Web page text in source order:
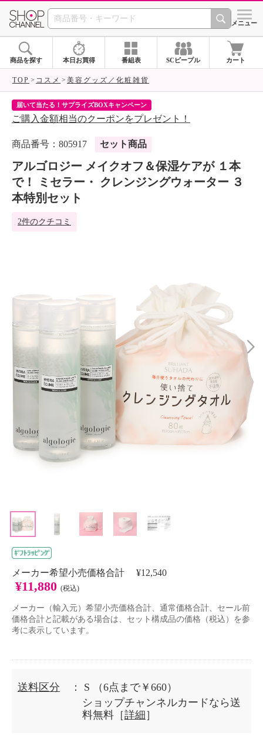
SHOP CHANNEL シメニュー
商品を探す 本日お買得 番組表 SCピープル カート
TOP コスメ 美容グッズ／化粧雑貨
届いて当たる！サプライズBOXキャンペーン
ご購入金額相当のクーポンをプレゼント！
商品番号：805917 セット商品
アルゴロジー メイクオフ＆保湿ケアが １本
で！ ミセラー・ クレンジングウォーター ３
本特別セット
2件のクチコミ
メーカー希望小売価格合計 ¥12,540
¥11,880 (税込)
メーカー（輸入元）希望小売価格合計、通常価格合計、セール前
価格合計と記載がある場合は、セット構成品の価格（税込）を参
考に表示しています。
送料区分 ： S
（6点まで￥660）
ショップチャンネルカードなら送
料無料［詳細 ］